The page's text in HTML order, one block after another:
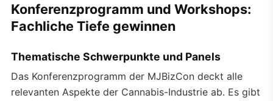
Konferenzprogramm und Workshops:
Fachliche Tiefe gewinnen
Thematische Schwerpunkte und Panels
Das Konferenzprogramm der MJBizCon deckt alle
relevanten Aspekte der Cannabis-Industrie ab. Es gibt